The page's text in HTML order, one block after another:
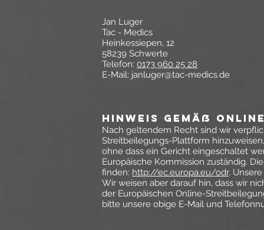
Jan Luger
Tac - Medics
Heinkessiepen, 12
58239 Schwerte
Telefon: 0173 960 25 28
E-Mail: janluger@tac-medics.de
Hinweis gemäß
Nach geltendem Recht sind wir
Streitbeilegungs-Plattform
ohne dass ein Gericht eingeschaltet
Europäische Kommission zuständig.
finden: http://ec.europa.eu/odr.
Wir weisen aber darauf hin, dass wir
der Europäischen Online-
bitte unsere obige E-Mail und